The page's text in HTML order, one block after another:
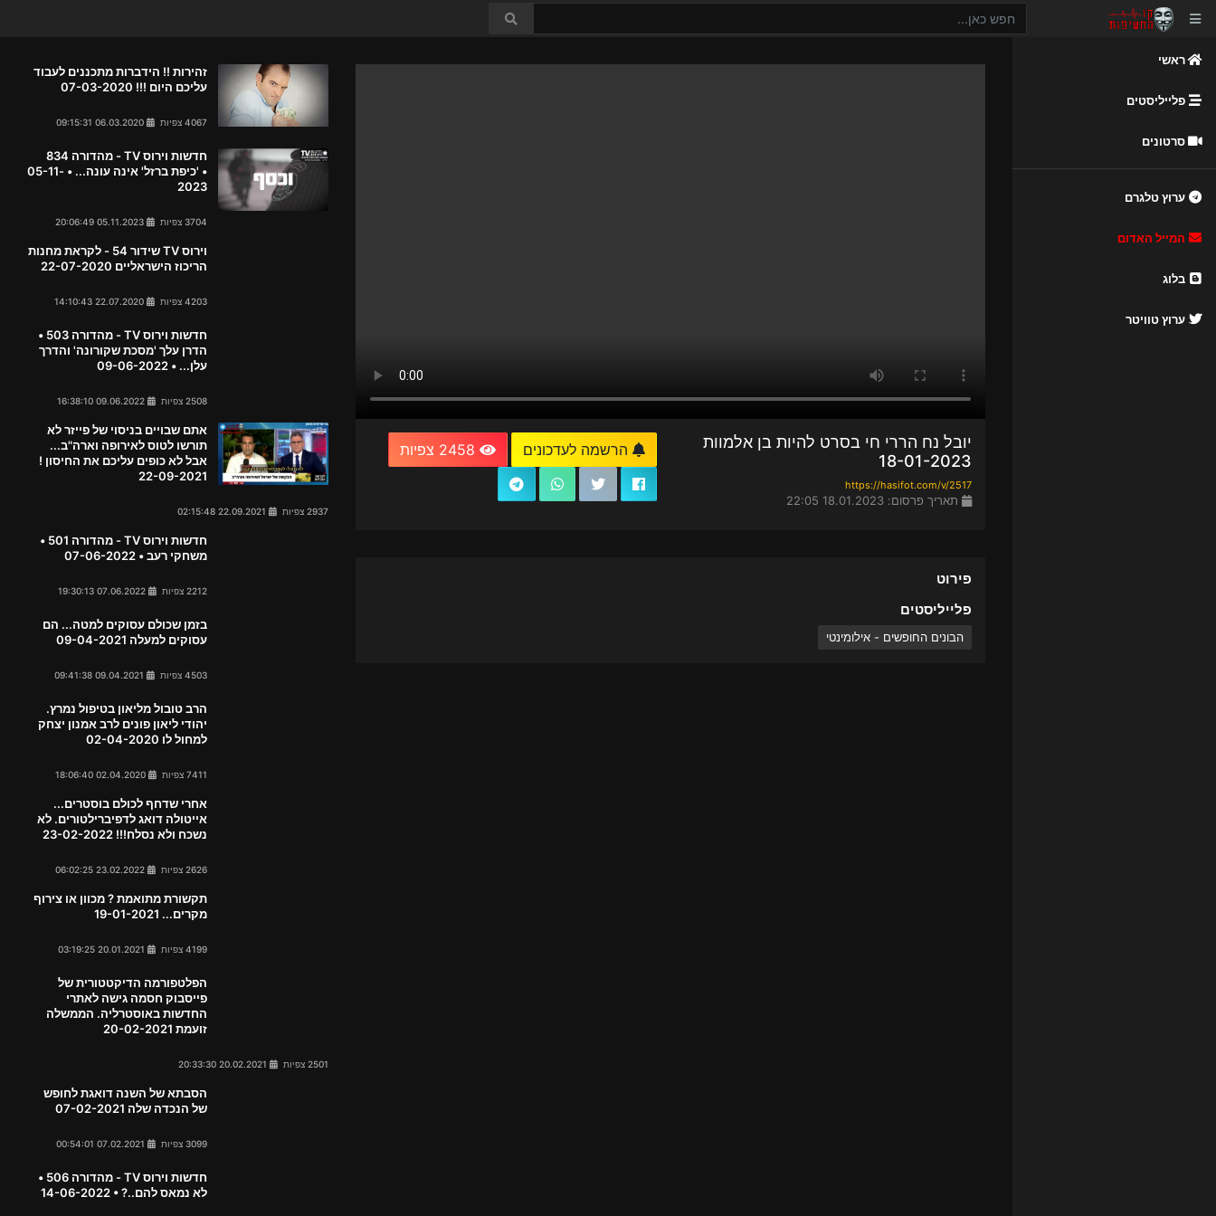
ראשי
פלייליסטים
סרטונים
ערוץ טלגרם
המייל האדום
בלוג
ערוץ טוויטר
יובל נח הררי חי בסרט להיות בן אלמוות
18-01-2023
https://hasifot.com/v/2517
תאריך פרסום: 18.01.2023 22:05
הרשמה לעדכונים
פירוט
פלייליסטים
הבונים החופשים - אילומינטי
זהירות !! הידברות מתכננים לעבוד
עליכם היום !!! 07-03-2020
4067 צפיות
חדשות וירוס TV - מהדורה 834
• 'כיפת ברזל' אינה עונה... • 05-11-
2023
3704 צפיות
וירוס TV שידור 54 - לקראת מחנות
הריכוז הישראליים 22-07-2020
4203 צפיות
חדשות וירוס TV - מהדורה 503 •
הדרן עלך 'מסכת שקורונה' והדרך
עלן... • 09-06-2022
2508 צפיות
אתם שבויים בניסוי של פייזר לא
תורשו לטוס לאירופה וארה"ב...
אבל לא כופים עליכם את החיסון !
22-09-2021
2937 צפיות
חדשות וירוס TV - מהדורה 501 •
משחקי רעב • 07-06-2022
2212 צפיות
בזמן שכולם עסוקים למטה... הם
עסוקים למעלה 09-04-2021
4503 צפיות
הרב טובול מליאון בטיפול נמרץ.
יהודי ליאון פונים לרב אמנון יצחק
למחול לו 02-04-2020
7411 צפיות
אחרי שדחף לכולם בוסטרים...
אייטולה דואג לדפיברילטורים. לא
נשכח ולא נסלח!!! 23-02-2022
2626 צפיות
תקשורת מתואמת ? מכוון או צירוף
מקרים... 19-01-2021
4199 צפיות
הפלטפורמה הדיקטטורית של
פייסבוק חסמה גישה לאתרי
החדשות באוסטרליה. הממשלה
זועמת 20-02-2021
2501 צפיות
הסבתא של השנה דואגת לחופש
של הנכדה שלה 07-02-2021
3099 צפיות
חדשות וירוס TV - מהדורה 506 •
לא נמאס להם..? • 14-06-2022